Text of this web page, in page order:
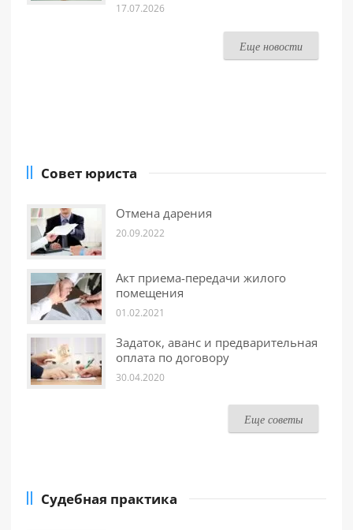
17.07.2026
Еще новости
Совет юриста
Отмена дарения
20.09.2022
Акт приема-передачи жилого
помещения
01.02.2021
Задаток, аванс и предварительная
оплата по договору
30.04.2020
Еще советы
Судебная практика